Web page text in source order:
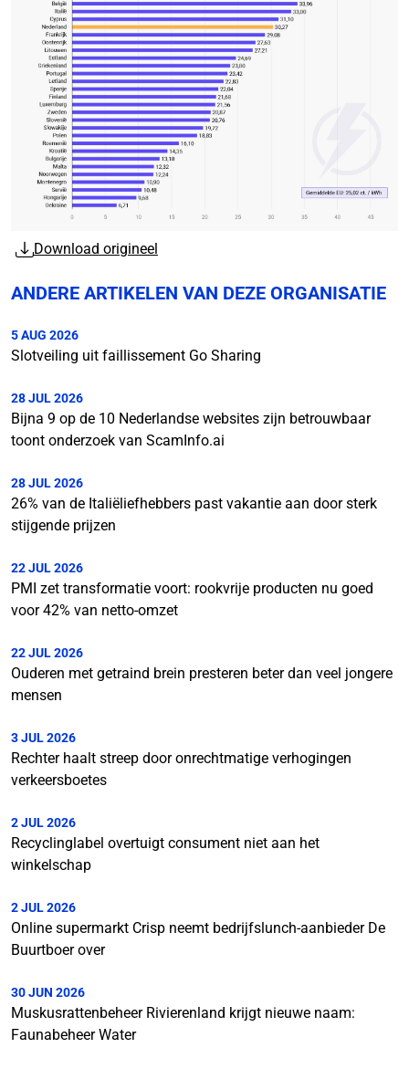
Download origineel
ANDERE ARTIKELEN VAN DEZE ORGANISATIE
5 AUG 2026
Slotveiling uit faillissement Go Sharing
28 JUL 2026
Bijna 9 op de 10 Nederlandse websites zijn betrouwbaar
toont onderzoek van ScamInfo.ai
28 JUL 2026
26% van de Italiëliefhebbers past vakantie aan door sterk
stijgende prijzen
22 JUL 2026
PMI zet transformatie voort: rookvrije producten nu goed
voor 42% van netto-omzet
22 JUL 2026
Ouderen met getraind brein presteren beter dan veel jongere
mensen
3 JUL 2026
Rechter haalt streep door onrechtmatige verhogingen
verkeersboetes
2 JUL 2026
Recyclinglabel overtuigt consument niet aan het
winkelschap
2 JUL 2026
Online supermarkt Crisp neemt bedrijfslunch-aanbieder De
Buurtboer over
30 JUN 2026
Muskusrattenbeheer Rivierenland krijgt nieuwe naam:
Faunabeheer Water